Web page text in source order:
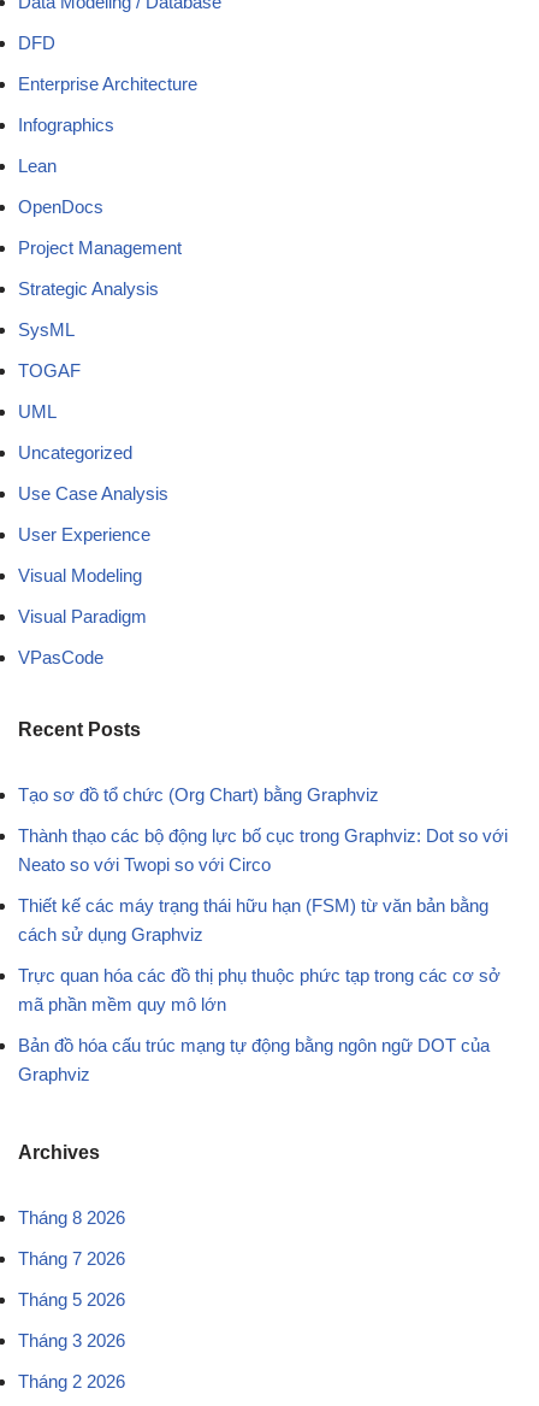
DFD
Enterprise Architecture
Infographics
Lean
OpenDocs
Project Management
Strategic Analysis
SysML
TOGAF
UML
Uncategorized
Use Case Analysis
User Experience
Visual Modeling
Visual Paradigm
VPasCode
Recent Posts
Tạo sơ đồ tổ chức (Org Chart) bằng Graphviz
Thành thạo các bộ động lực bố cục trong Graphviz: Dot so với
Neato so với Twopi so với Circo
Thiết kế các máy trạng thái hữu hạn (FSM) từ văn bản bằng
cách sử dụng Graphviz
Trực quan hóa các đồ thị phụ thuộc phức tạp trong các cơ sở
mã phần mềm quy mô lớn
Bản đồ hóa cấu trúc mạng tự động bằng ngôn ngữ DOT của
Graphviz
Archives
Tháng 8 2026
Tháng 7 2026
Tháng 5 2026
Tháng 3 2026
Tháng 2 2026